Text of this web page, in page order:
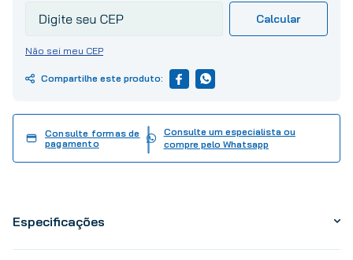
Não sei meu CEP
Consulte formas de
pagamento
Consulte um especialista ou
compre pelo Whatsapp
Especificações